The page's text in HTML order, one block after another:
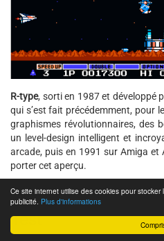
Ce site internet utilise des cookies pour
publicité. Plus d'informations
R-type, sorti en 1987 et développé
qui s’est fait précédemment, pour
graphismes révolutionnaires, des
un level-design intelligent et
arcade, puis en 1991 sur Amiga et
porter cet aperçu.
Test